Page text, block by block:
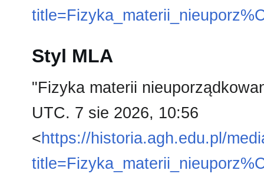
Styl MLA
"Fizyka materii
UTC. 7 sie 2026, 10:56
<https://historia.agh.edu.pl/